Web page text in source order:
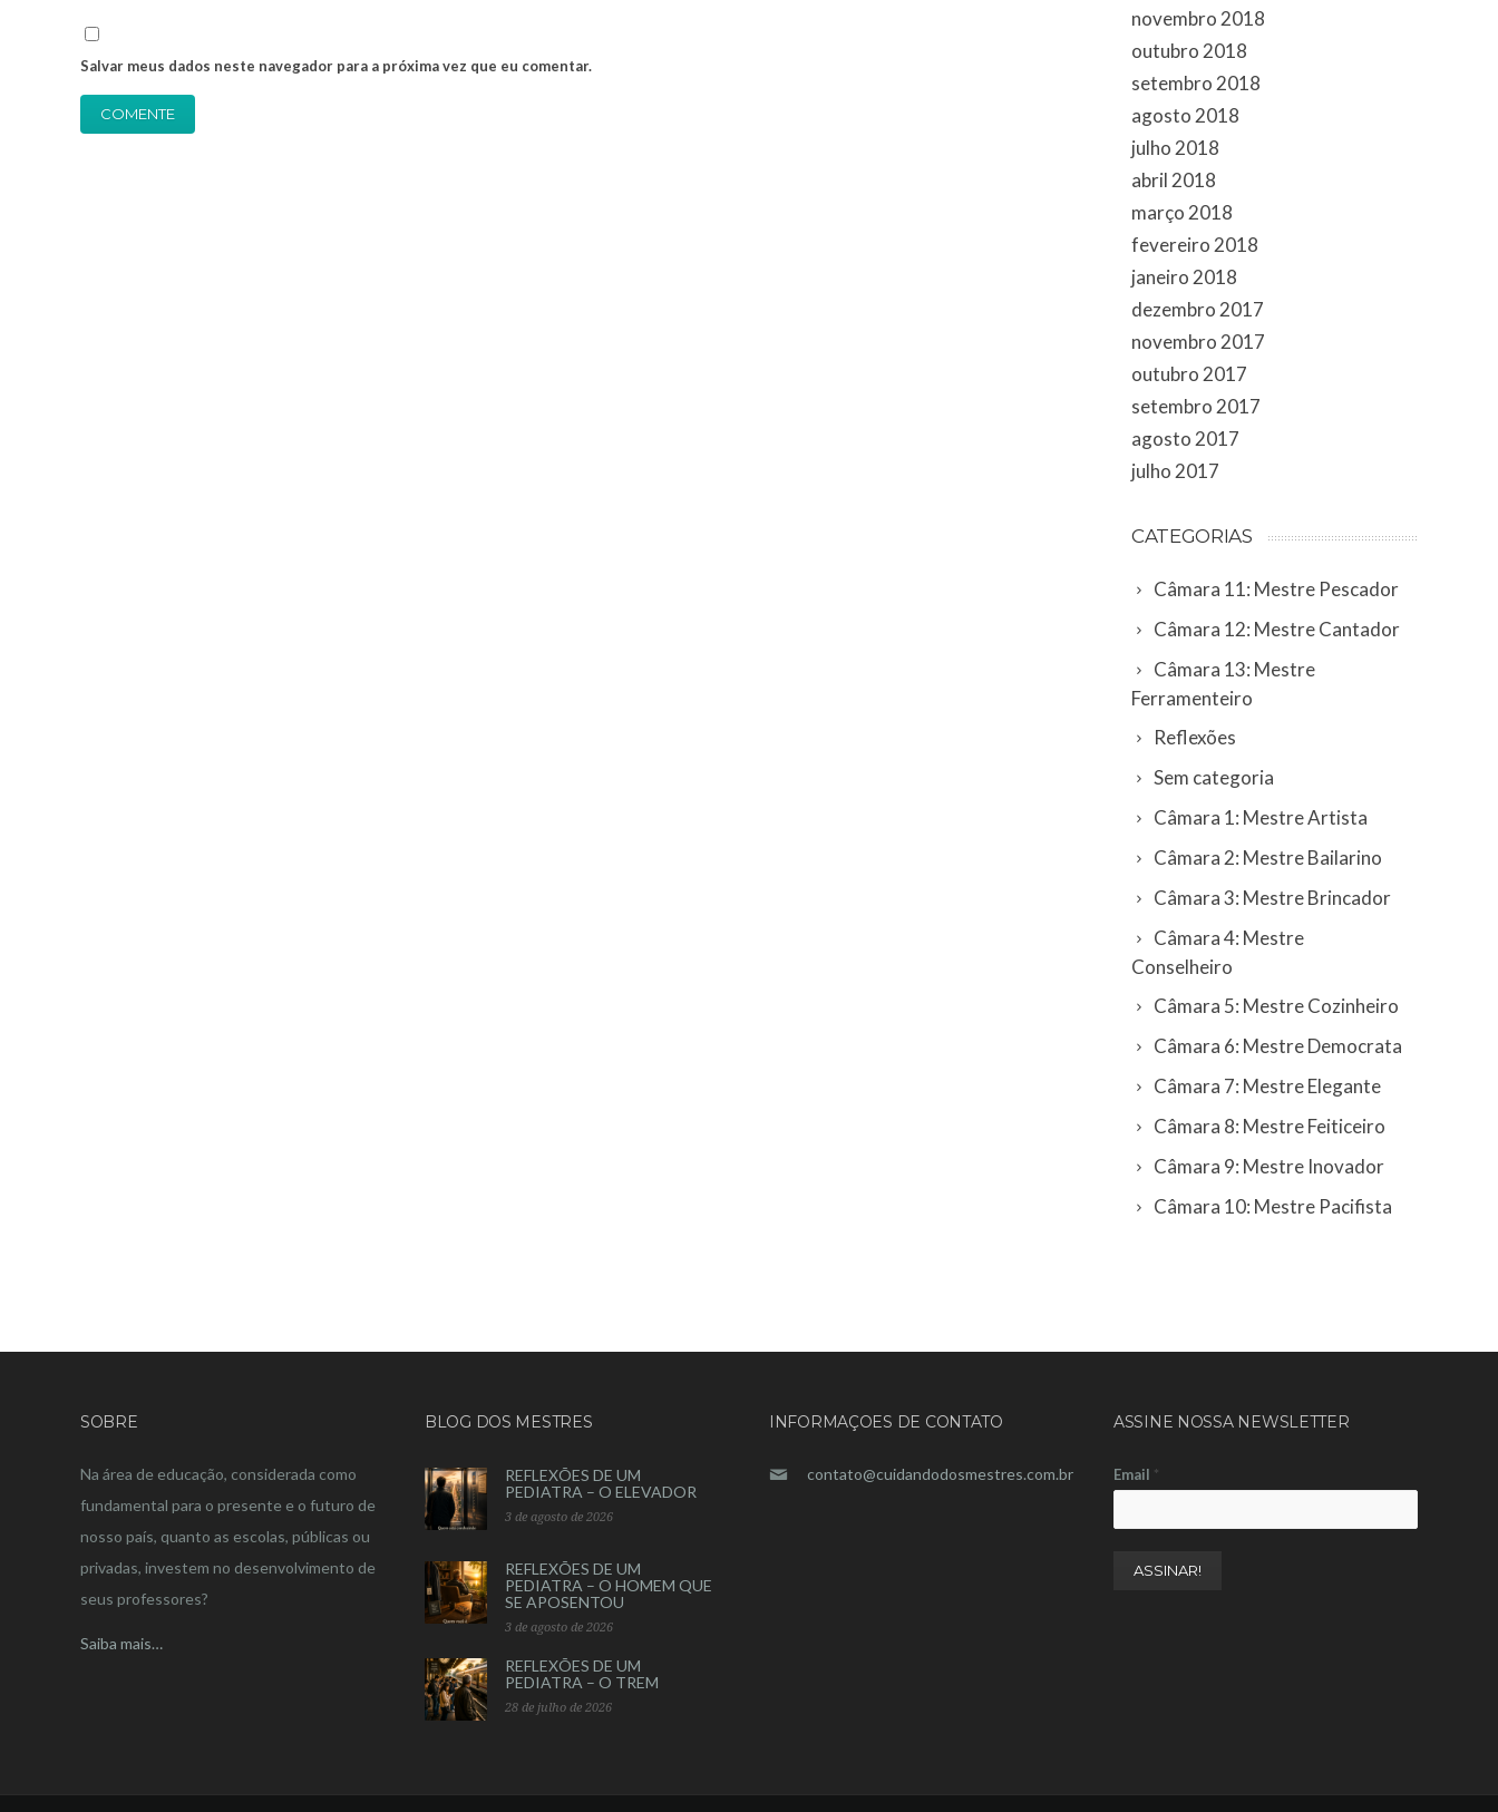
Salvar meus dados neste navegador para a próxima vez que eu comentar.
novembro 2018
outubro 2018
setembro 2018
agosto 2018
julho 2018
abril 2018
março 2018
fevereiro 2018
janeiro 2018
dezembro 2017
novembro 2017
outubro 2017
setembro 2017
agosto 2017
julho 2017
CATEGORIAS
Câmara 11: Mestre Pescador
Câmara 12: Mestre Cantador
Câmara 13: Mestre
Ferramenteiro
Reflexões
Sem categoria
Câmara 1: Mestre Artista
Câmara 2: Mestre Bailarino
Câmara 3: Mestre Brincador
Câmara 4: Mestre
Conselheiro
Câmara 5: Mestre Cozinheiro
Câmara 6: Mestre Democrata
Câmara 7: Mestre Elegante
Câmara 8: Mestre Feiticeiro
Câmara 9: Mestre Inovador
Câmara 10: Mestre Pacifista
SOBRE
Na área de educação, considerada como
fundamental para o presente e o futuro de
nosso país, quanto as escolas, públicas ou
privadas, investem no desenvolvimento de
seus professores?
Saiba mais…
BLOG DOS MESTRES
REFLEXÕES DE UM
PEDIATRA – O ELEVADOR
3 de agosto de 2026
REFLEXÕES DE UM
PEDIATRA – O HOMEM QUE
SE APOSENTOU
3 de agosto de 2026
REFLEXÕES DE UM
PEDIATRA – O TREM
28 de julho de 2026
INFORMAÇOES DE CONTATO
contato@cuidandodosmestres.com.br
ASSINE NOSSA NEWSLETTER
Email *